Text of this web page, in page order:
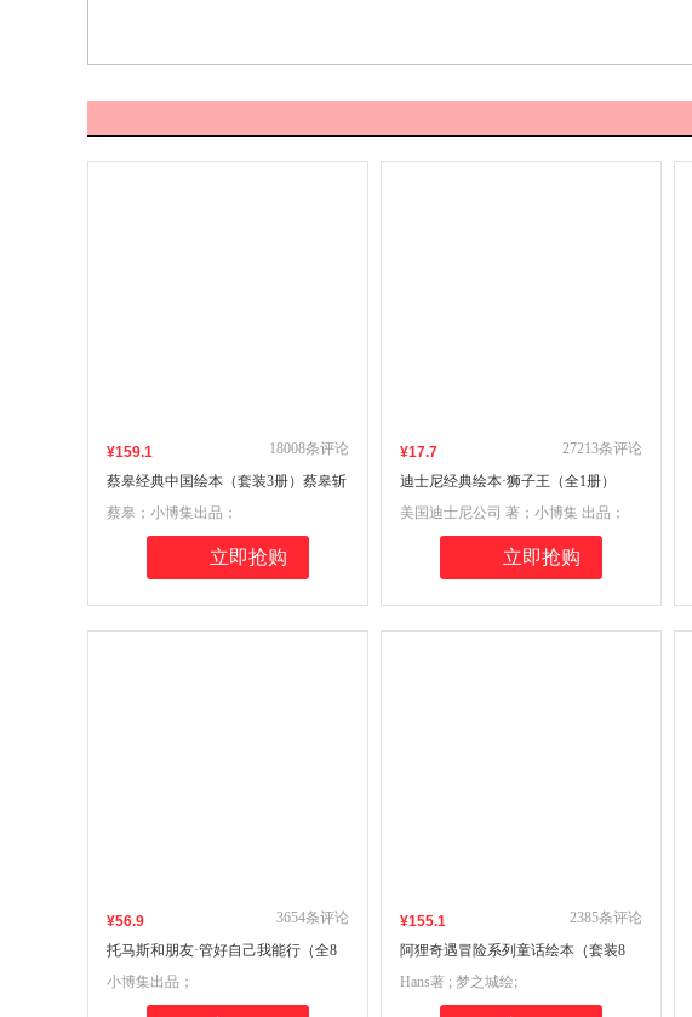
¥159.1
蔡皋经典中国绘本（套装3册）蔡皋斩
获2026年“国际安徒生奖”
18008条评论
蔡皋；小博集出品；
立即抢购
¥17.7
迪士尼经典绘本·狮子王（全1册）
27213条评论
美国迪士尼公司 著；小博集 出品；
立即抢购
¥56.9
托马斯和朋友·管好自己我能行（全8
册）
3654条评论
小博集出品；
¥155.1
阿狸奇遇冒险系列童话绘本（套装8
册）
2385条评论
Hans著 ; 梦之城绘;